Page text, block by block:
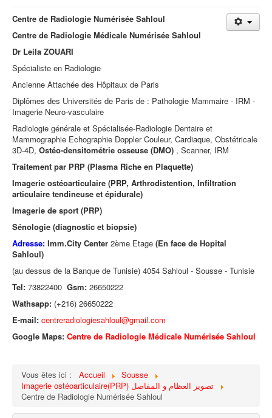
Centre de Radiologie Numérisée Sahloul
Centre de Radiologie Médicale Numérisée Sahloul
Dr Leila ZOUARI
Spécialiste en Radiologie
Ancienne Attachée des Hôpitaux de Paris
Diplômes des Universités de Paris de : Pathologie Mammaire - IRM -
Imagerie Neuro-vasculaire
Radiologie générale et Spécialisée-Radiologie Dentaire et
Mammographie Echographie Doppler Couleur, Cardiaque, Obstétricale
3D-4D, Ostéo-densitométrie osseuse (DMO) , Scanner, IRM
Traitement par PRP (Plasma Riche en Plaquette)
Imagerie ostéoarticulaire (PRP, Arthrodistention, Infiltration
articulaire tendineuse et épidurale)
Imagerie de sport (PRP)
Sénologie (diagnostic et biopsie)
Adresse: Imm.City Center 2ème Etage (En face de Hopital
Sahloul)
(au dessus de la Banque de Tunisie) 4054 Sahloul - Sousse - Tunisie
Tel: 73822400 Gsm: 26650222
Wathsapp: (+216) 26650222
E-mail: centreradiologiesahloul@gmail.com
Google Maps: Centre de Radiologie Médicale Numérisée Sahloul
Vous êtes ici : Accueil
Sousse
Imagerie ostéoarticulaire(PRP) تصوير العظام و المفاصل
Centre de Radiologie Numérisée Sahloul